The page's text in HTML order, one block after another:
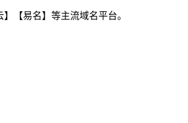
【易名】等主流域名平台。